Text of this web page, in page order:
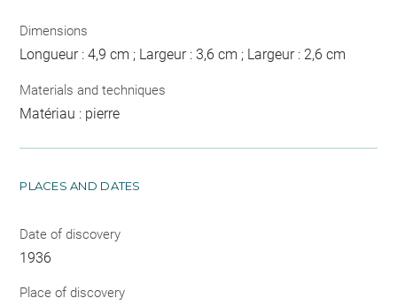
Dimensions
Longueur : 4,9 cm ; Largeur : 3,6 cm ; Largeur : 2,6 cm
Materials and techniques
Matériau : pierre
PLACES AND DATES
Date of discovery
1936
Place of discovery